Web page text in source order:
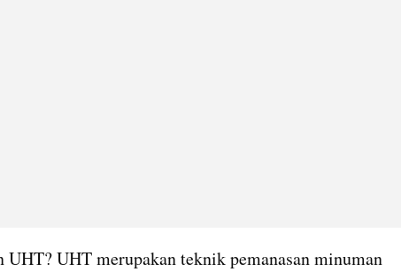
UHT? UHT merupakan teknik pemanasan minuman